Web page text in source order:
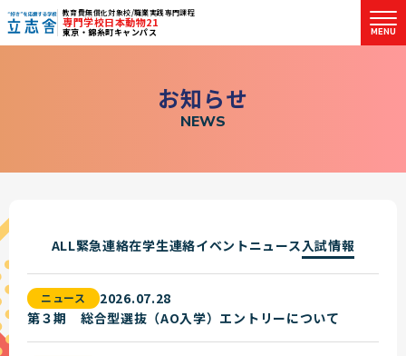
"好き"を応援する学校 立志舎
教育費無償化対象校/職業実践専門課程
専門学校日本動物21
東京・錦糸町キャンパス MENU
お知 らせ
NEWS
ALL緊急連絡在学生連絡イベントニュース入試情報
ニュース
2026.07.28
第３期 総合型選抜（AO入学）エントリーについて